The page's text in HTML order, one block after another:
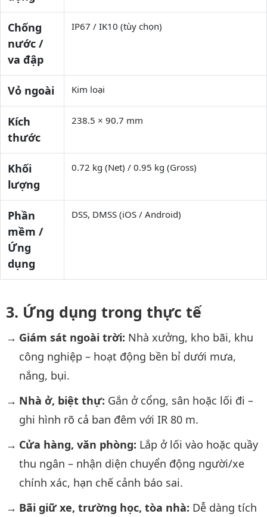
Chống
nước /
va đập
IP67 / IK10 (tùy chọn)
Vỏ ngoài Kim loại
Kích
thước
238.5 × 90.7 mm
Khối
lượng
0.72 kg (Net) / 0.95 kg (Gross)
Phần
mềm /
Ứng
dụng
DSS, DMSS (iOS / Android)
Ứng dụng trong thực tế
Giám sát ngoài trời: Nhà xưởng, kho bãi, khu
công nghiệp – hoạt động bền bỉ dưới mưa,
nắng, bụi.
Nhà ở, biệt thự: Gắn ở cổng, sân hoặc lối đi –
ghi hình rõ cả ban đêm với IR 80 m.
Cửa hàng, văn phòng: Lắp ở lối vào hoặc quầy
thu ngân – nhận diện chuyển động người/xe
chính xác, hạn chế cảnh báo sai.
Bãi giữ xe, trường học, tòa nhà: Dễ dàng tích